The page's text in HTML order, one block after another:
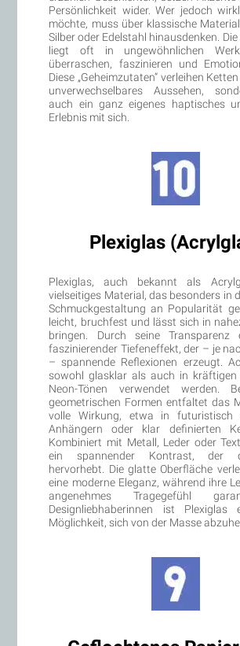
Persönlichkeit wider. Wer jedoch
möchte, muss über klassische
Silber oder Edelstahl hinausdenken.
liegt oft in ungewöhnlichen
überraschen, faszinieren und
Diese „Geheimzutaten“ verleihen
unverwechselbares Aussehen,
auch ein ganz eigenes haptisches
Erlebnis mit sich.
Plexiglas
Plexiglas, auch bekannt als
vielseitiges Material, das besonders in
Schmuckgestaltung an Popularität
leicht, bruchfest und lässt sich in
bringen. Durch seine Transparenz
faszinierender Tiefeneffekt, der – je
– spannende Reflexionen erzeugt.
sowohl glasklar als auch in kräftigen
Neon-Tönen verwendet werden.
geometrischen Formen entfaltet das
volle Wirkung, etwa in futuristisch
Anhängern oder klar definierten
Kombiniert mit Metall, Leder oder
ein spannender Kontrast, der
hervorhebt. Die glatte Oberfläche
eine moderne Eleganz, während ihre
angenehmes Tragegefühl
Designliebhaberinnen ist Plexiglas
Möglichkeit, sich von der Masse